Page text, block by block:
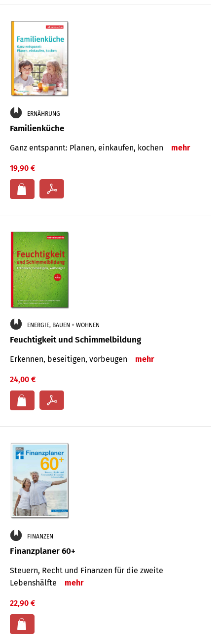
ERNÄHRUNG
Familienküche
Ganz entspannt: Planen, einkaufen, kochen mehr
19,90 €
ENERGIE, BAUEN + WOHNEN
Feuchtigkeit und Schimmelbildung
Erkennen, beseitigen, vorbeugen mehr
24,00 €
FINANZEN
Finanzplaner 60+
Steuern, Recht und Finanzen für die zweite
Lebenshälfte
mehr
22,90 €